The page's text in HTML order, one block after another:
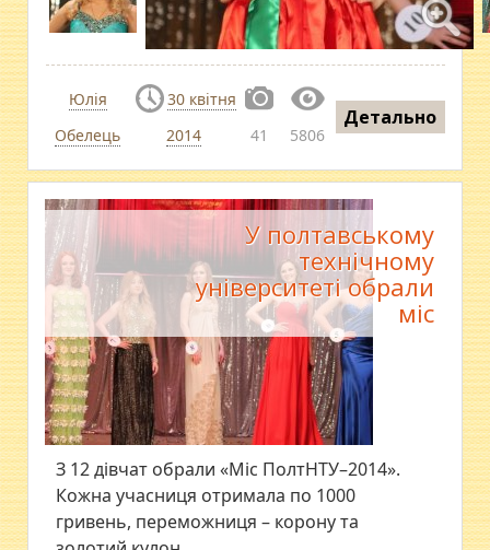
Юлія
Обелець
30 квітня
2014
41 5806
Детально
У полтавському
технічному
університеті обрали
міс
З 12 дівчат обрали «Міс ПолтНТУ–2014».
Кожна учасниця отримала по 1000
гривень, переможниця – корону та